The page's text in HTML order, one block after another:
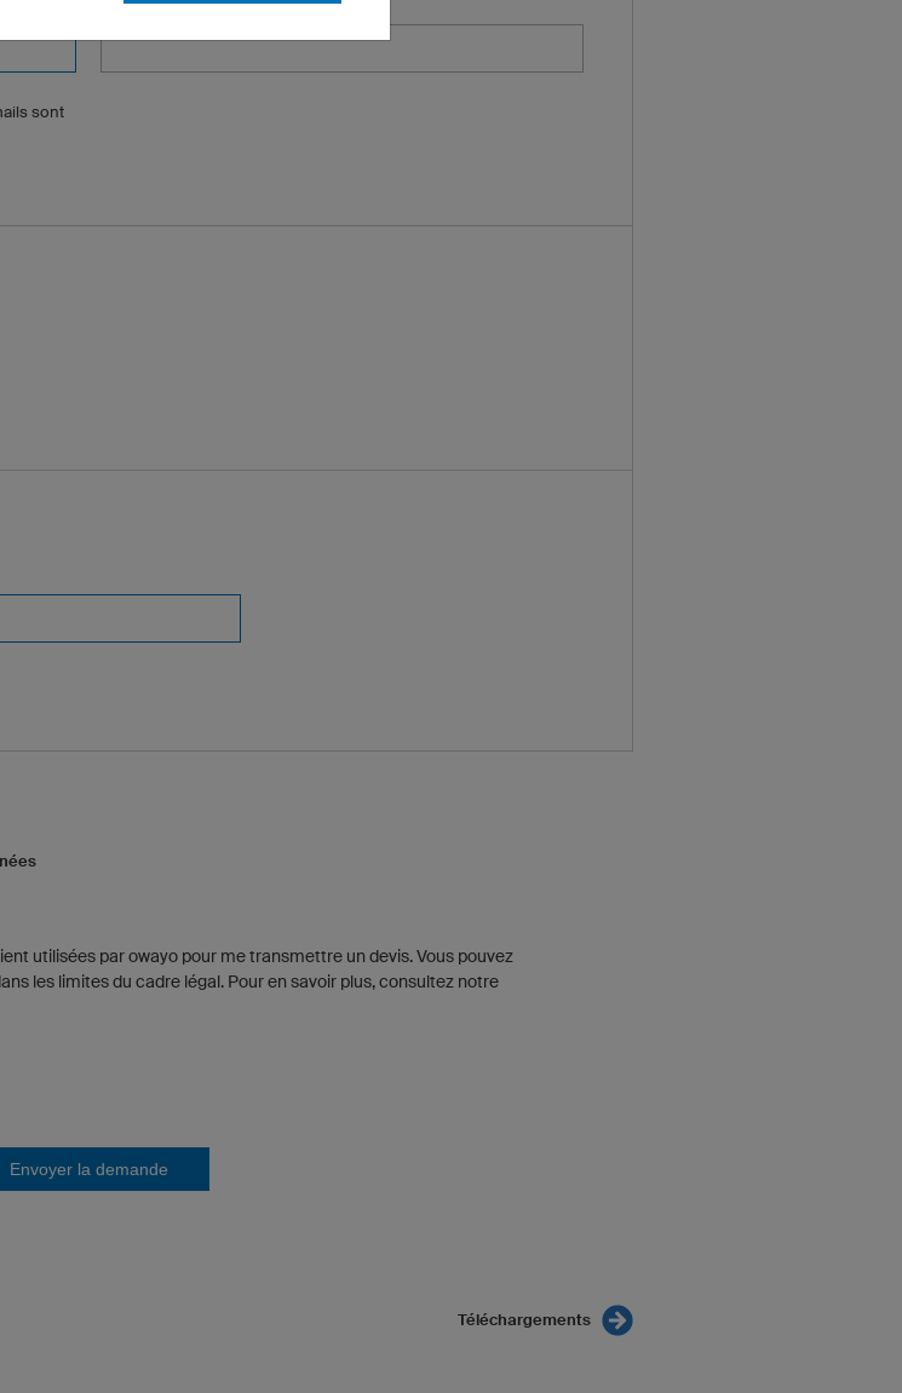
sont
utilisées par owayo pour me transmettre un devis. Vous pouvez
les limites du cadre légal. Pour en savoir plus, consultez notre
Envoyer la demande
Téléchargements